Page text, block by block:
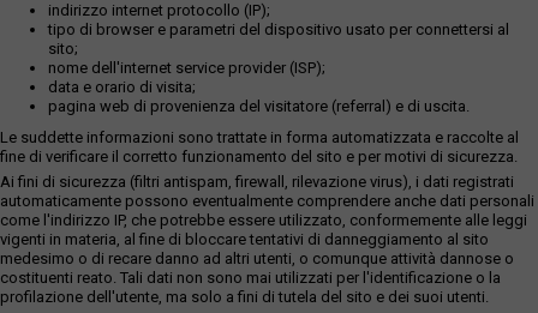
indirizzo internet protocollo (IP);
tipo di browser e parametri del dispositivo usato per connettersi al
sito;
nome dell'internet service provider (ISP);
data e orario di visita;
pagina web di provenienza del visitatore (referral) e di uscita.
Le suddette informazioni sono trattate in forma automatizzata e raccolte al
fine di verificare il corretto funzionamento del sito e per motivi di sicurezza.
Ai fini di sicurezza (filtri antispam, firewall, rilevazione virus), i dati registrati
automaticamente possono eventualmente comprendere anche dati personali
come l'indirizzo IP, che potrebbe essere utilizzato, conformemente alle leggi
vigenti in materia, al fine di bloccare tentativi di danneggiamento al sito
medesimo o di recare danno ad altri utenti, o comunque attività dannose o
costituenti reato. Tali dati non sono mai utilizzati per l'identificazione o la
profilazione dell'utente, ma solo a fini di tutela del sito e dei suoi utenti.